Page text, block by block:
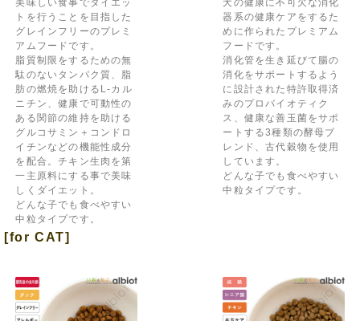
美味しい食事でダイエッ
トを行うことを目指した
グレインフリーのプレミ
アムフードです。
脂質制限をするための無
駄のないタンパク質、脂
肪の燃焼を助けるL-カル
ニチン、健康で可動性の
ある関節の維持を助ける
グルコサミン＋コンドロ
イチンなどの機能性成分
を配合。チキン生肉を第
一主原料にする事で美味
しくダイエット。
どんな子でも食べやすい
中粒タイプです。
犬の健康に不可欠な消化
器系の健康ケアをするた
めに作られたプレミアム
フードです。
消化管を生き延びて腸の
消化をサポートするよう
に設計された特許取得済
みのプロバイオティク
ス、健康な善玉菌をサポ
ートする3種類の酵母ブ
レンド、古代穀物を使用
しています。
どんな子でも食べやすい
中粒タイプです。
[for CAT]